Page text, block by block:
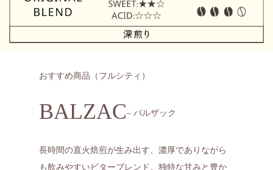
おすすめ商品（フルシティ）
BALZAC– バルザック
長時間の直火焙煎が生み出す、濃厚でありながら
も飲みやすいビターブレンド。独特な甘みと豊か